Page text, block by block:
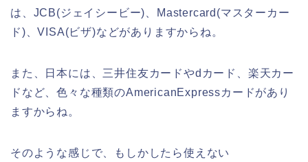
は、JCB(ジェイシービー)、Mastercard(マスターカー
ド)、VISA(ビザ)などがありますからね。
また、日本には、三井住友カードやdカード、楽天カー
ドなど、色々な種類のAmericanExpressカードがあり
ますからね。
そのような感じで、もしかしたら使えない